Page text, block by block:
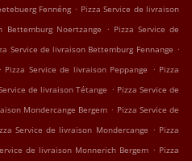
Fennéng . Pizza Service de livraison
Bettemburg Noertzange . Pizza Service de
Service de livraison Bettemburg Fennange .
. Pizza Service de livraison Peppange . Pizza
de livraison Tétange . Pizza Service de
Mondercange Bergem . Pizza Service de
Service de livraison Mondercange . Pizza
de livraison Monnerich Bergem . Pizza